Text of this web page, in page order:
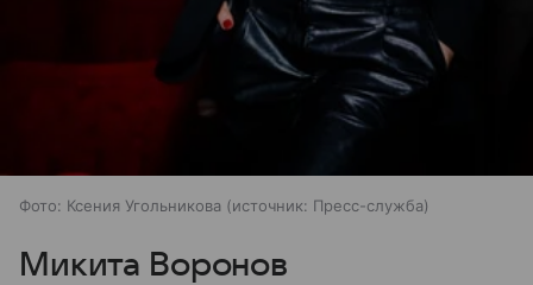
Фото: Ксения Угольникова источник: Пресс-служба
Микита Воронов